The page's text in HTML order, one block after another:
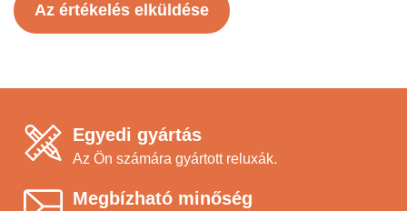
Az értékelés elküldése
Egyedi gyártás
Az Ön számára gyártott reluxák.
Megbízható minőség